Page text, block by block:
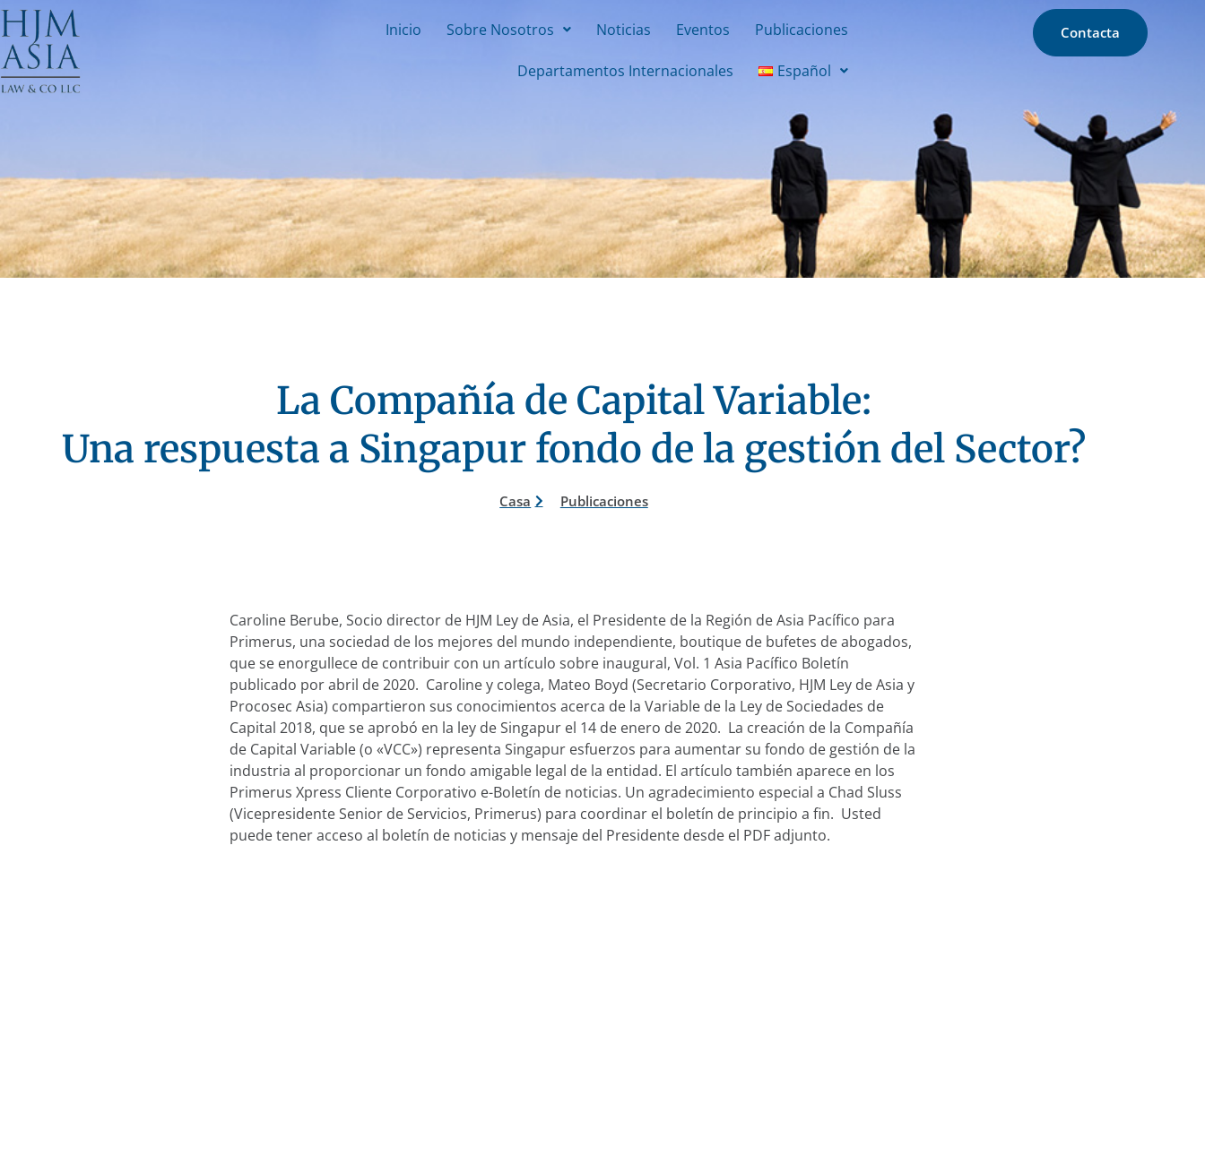
Inicio Sobre Nosotros Noticias Eventos Publicaciones
Departamentos Internacionales Español
Contacta
La Compañía de Capital Variable:
Una respuesta a Singapur fondo de la gestión del Sector?
Casa Publicaciones
Caroline Berube, Socio director de HJM Ley de Asia, el Presidente de la Región de Asia Pacífico para
Primerus, una sociedad de los mejores del mundo independiente, boutique de bufetes de abogados,
que se enorgullece de contribuir con un artículo sobre inaugural, Vol. 1 Asia Pacífico Boletín
publicado por abril de 2020. Caroline y colega, Mateo Boyd (Secretario Corporativo, HJM Ley de Asia y
Procosec Asia) compartieron sus conocimientos acerca de la Variable de la Ley de Sociedades de
Capital 2018, que se aprobó en la ley de Singapur el 14 de enero de 2020. La creación de la Compañía
de Capital Variable (o «VCC») representa Singapur esfuerzos para aumentar su fondo de gestión de la
industria al proporcionar un fondo amigable legal de la entidad. El artículo también aparece en los
Primerus Xpress Cliente Corporativo e-Boletín de noticias. Un agradecimiento especial a Chad Sluss
(Vicepresidente Senior de Servicios, Primerus) para coordinar el boletín de principio a fin. Usted
puede tener acceso al boletín de noticias y mensaje del Presidente desde el PDF adjunto.